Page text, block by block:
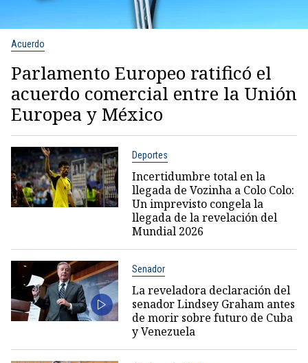
Acuerdo
Parlamento Europeo ratificó el
acuerdo comercial entre la Unión
Europea y México
Deportes
Incertidumbre total en la
llegada de Vozinha a Colo Colo:
Un imprevisto congela la
llegada de la revelación del
Mundial 2026
Senador
La reveladora declaración del
senador Lindsey Graham antes
de morir sobre futuro de Cuba
y Venezuela